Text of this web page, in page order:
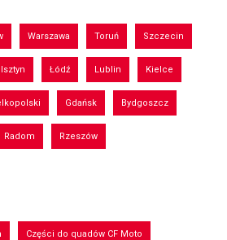
Warszawa Toruń Szczecin
Łódź Lublin Kielce
Gdańsk Bydgoszcz
Radom Rzeszów
Części do quadów CF Moto